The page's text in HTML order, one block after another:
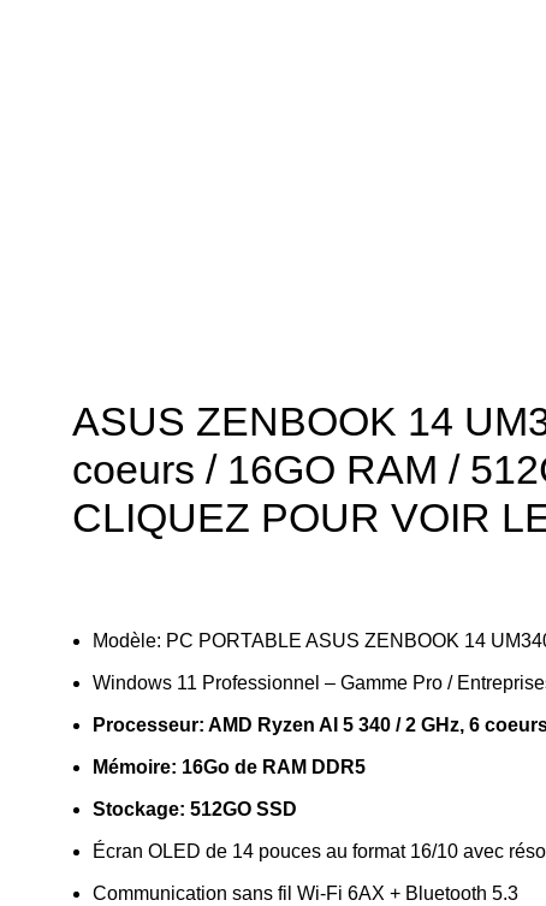
ASUS ZENBOOK 14
coeurs / 16GO RAM /
CLIQUEZ POUR VOIR
Modèle: PC PORTABLE ASUS ZENBOOK 14
Windows 11 Professionnel – Gamme Pro /
Processeur: AMD Ryzen AI 5 340 / 2 GHz, 6
Mémoire: 16Go de RAM DDR5
Stockage: 512GO SSD
Écran OLED de 14 pouces au format 16/10 avec
Communication sans fil Wi-Fi 6AX + Bluetooth 5.3